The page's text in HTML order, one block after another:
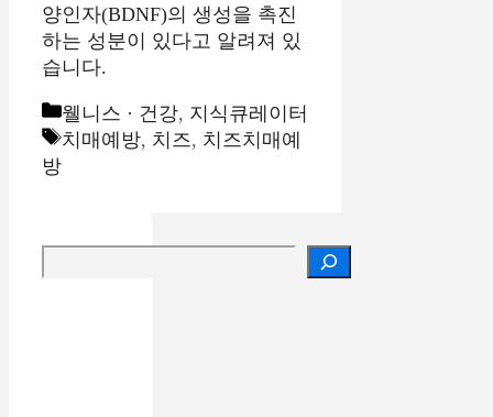
양인자(BDNF)의 생성을 촉진
하는 성분이 있다고 알려져 있
습니다.
카
테
고
웰니스 · 건강, 지식큐레이터
태
그
치매예방, 치즈, 치즈치매예
방